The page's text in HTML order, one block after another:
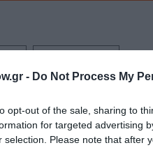
- Do Not Process My
opt-out of the sale, sharing to
for targeted advertising
selection. Please note that after
και τον Πολιτισμό!